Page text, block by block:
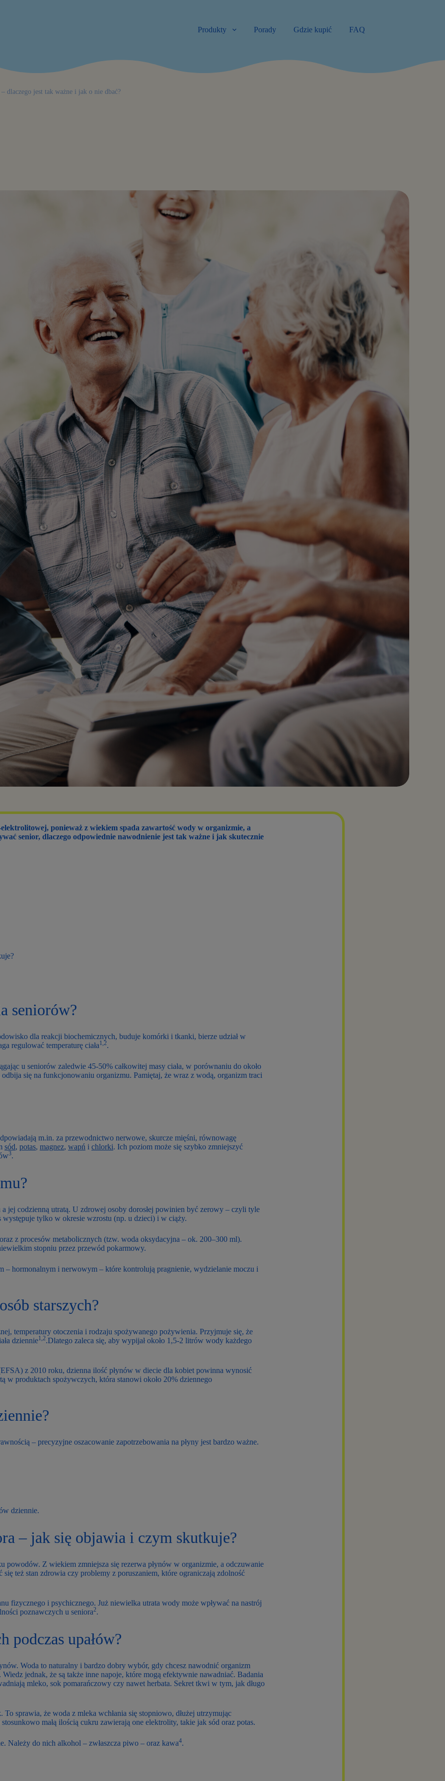
Produkty
Porady Gdzie kupić FAQ
dlaczego jest tak ważne i jak o nie dbać?
ponieważ z wiekiem spada zawartość wody w organizmie, a
senior, dlaczego odpowiednie nawodnienie jest tak ważne i jak skutecznie
seniorów?
dla reakcji biochemicznych, buduje komórki i tkanki, bierze udział w
regulować temperaturę ciała1,2.
u seniorów zaledwie 45-50% całkowitej masy ciała, w porównaniu do około
się na funkcjonowaniu organizmu. Pamiętaj, że wraz z wodą, organizm traci
m.in. za przewodnictwo nerwowe, skurcze mięśni, równowagę
sód, potas, magnez, wapń i chlorki. Ich poziom może się szybko zmniejszyć
3.
jej codzienną utratą. U zdrowej osoby dorosłej powinien być zerowy – czyli tyle
tylko w okresie wzrostu (np. u dzieci) i w ciąży.
z procesów metabolicznych (tzw. woda oksydacyjna – ok. 200–300 ml).
stopniu przez przewód pokarmowy.
hormonalnym i nerwowym – które kontrolują pragnienie, wydzielanie moczu i
starszych?
temperatury otoczenia i rodzaju spożywanego pożywienia. Przyjmuje się, że
dziennie1,2.Dlatego zaleca się, aby wypijał około 1,5-2 litrów wody każdego
z 2010 roku, dzienna ilość płynów w diecie dla kobiet powinna wynosić
w produktach spożywczych, która stanowi około 20% dziennego
– precyzyjne oszacowanie zapotrzebowania na płyny jest bardzo ważne.
dziennie.
– jak się objawia i czym skutkuje?
powodów. Z wiekiem zmniejsza się rezerwa płynów w organizmie, a odczuwanie
też stan zdrowia czy problemy z poruszaniem, które ograniczają zdolność
fizycznego i psychicznego. Już niewielka utrata wody może wpływać na nastrój
poznawczych u seniora2.
podczas upałów?
Woda to naturalny i bardzo dobry wybór, gdy chcesz nawodnić organizm
jednak, że są także inne napoje, które mogą efektywnie nawadniać. Badania
mleko, sok pomarańczowy czy nawet herbata. Sekret tkwi w tym, jak długo
sprawia, że woda z mleka wchłania się stopniowo, dłużej utrzymując
małą ilością cukru zawierają one elektrolity, takie jak sód oraz potas.
Należy do nich alkohol – zwłaszcza piwo – oraz kawa4.